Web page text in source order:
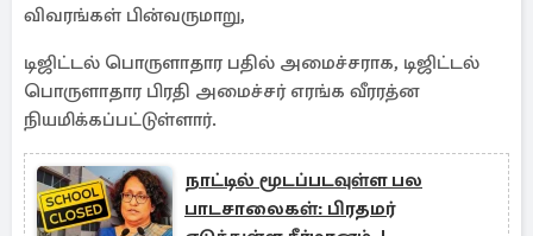
விவரங்கள் பின்வருமாறு,
டிஜிட்டல் பொருளாதார பதில் அமைச்சராக, டிஜிட்டல்
பொருளாதார பிரதி அமைச்சர் எரங்க வீரரத்ன
நியமிக்கப்பட்டுள்ளார்.
நாட்டில் மூடப்படவுள்ள பல
பாடசாலைகள்: பிரதமர்